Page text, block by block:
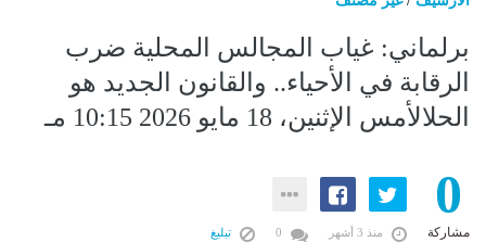
برلماني: غياب المجالس المحلية ضرب
الرقابة في الأحياء.. والقانون الجديد هو
الحلالأمس الإثنين، 18 مايو 2026 10:15 مـ
0
مشاركة منذ 3 أشهر تبليغ